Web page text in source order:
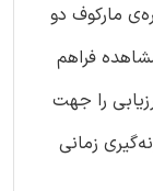
مارکوف دو
فراهم
را جهت
زمانی